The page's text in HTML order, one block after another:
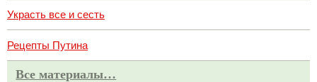
Украсть все и сесть
Рецепты Путина
Все материалы…